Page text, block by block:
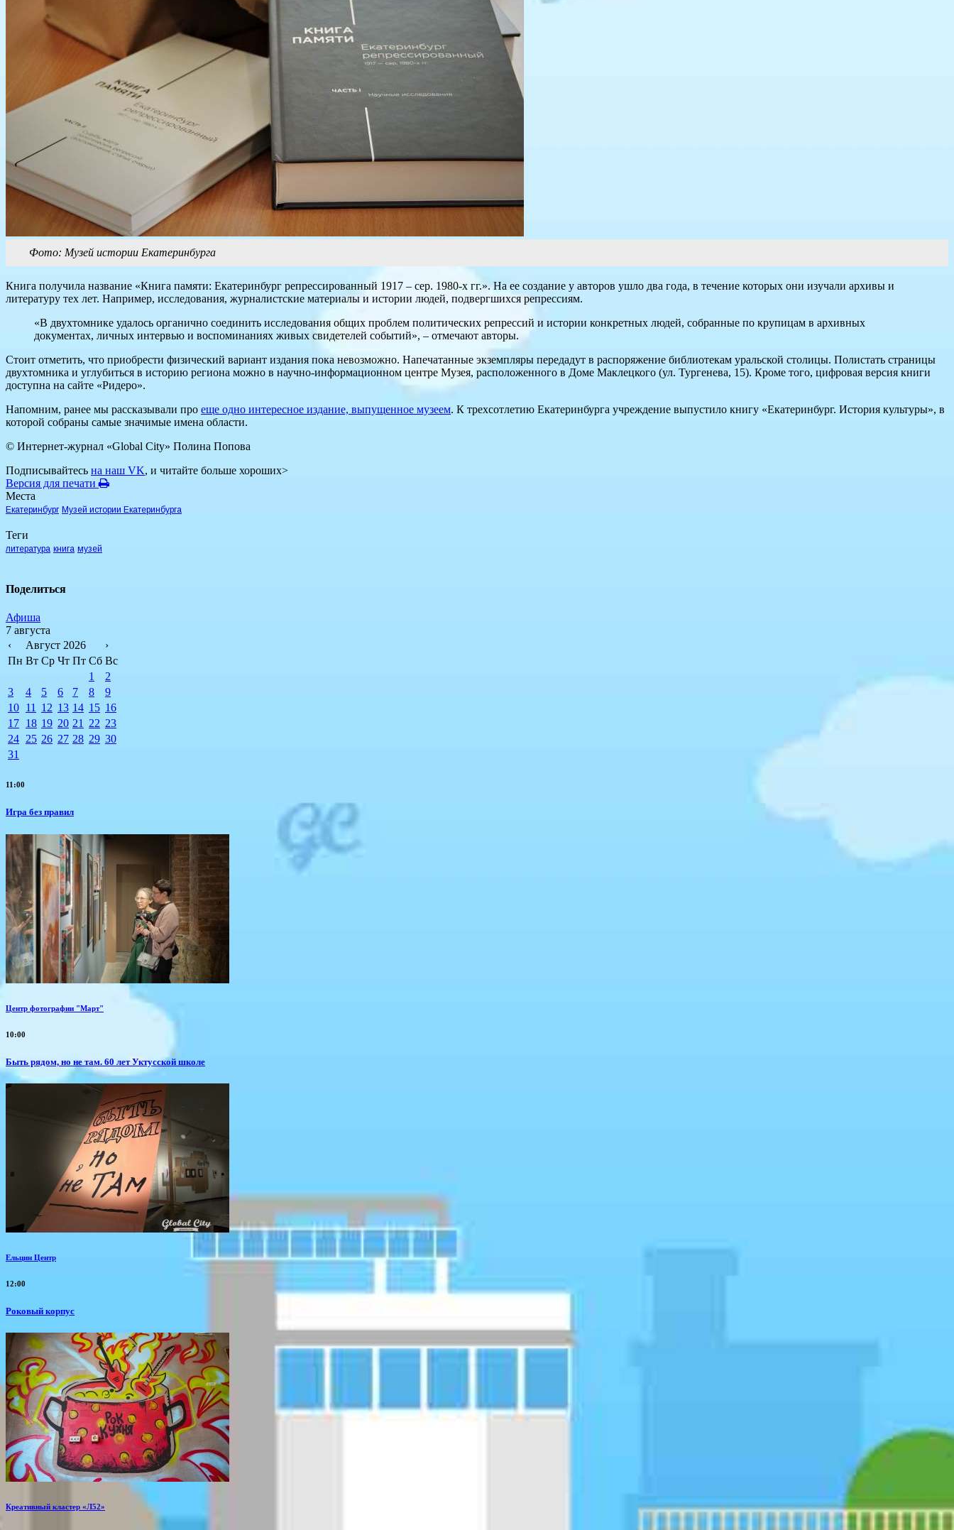
Фото: Музей истории Екатеринбурга
Книга получила название «Книга памяти: Екатеринбург репрессированный 1917 – сер. 1980-х гг.». На ее создание у авторов ушло два года, в течение которых они изучали архивы и
литературу тех лет. Например, исследования, журналистские материалы и истории людей, подвергшихся репрессиям.
«В двухтомнике удалось органично соединить исследования общих проблем политических репрессий и истории конкретных людей, собранные по крупицам в архивных
документах, личных интервью и воспоминаниях живых свидетелей событий», – отмечают авторы.
Стоит отметить, что приобрести физический вариант издания пока невозможно. Напечатанные экземпляры передадут в распоряжение библиотекам уральской столицы. Полистать страницы
двухтомника и углубиться в историю региона можно в научно-информационном центре Музея, расположенного в Доме Маклецкого (ул. Тургенева, 15). Кроме того, цифровая версия книги
доступна на сайте «Ридеро».
Напомним, ранее мы рассказывали про еще одно интересное издание, выпущенное музеем. К трехсотлетию Екатеринбурга учреждение выпустило книгу «Екатеринбург. История культуры», в
которой собраны самые значимые имена области.
© Интернет-журнал «Global City» Полина Попова
Подписывайтесь на наш VK, и читайте больше хороших>
Версия для печати
Места
Екатеринбург Музей истории Екатеринбурга
Теги
литература книга музей
Поделиться
Афиша
7 августа
‹
Август 2026
›
Пн Вт Ср Чт Пт Сб Вс
1
2
3
4 5 6 7 8
9
10 11 12 13 14 15 16
17 18 19 20 21 22 23
24 25 26 27 28 29 30
31
11:00
​Игра без правил
Центр фотографии "Март"
10:00
Быть рядом, но не там. 60 лет Уктусской школе
Ельцин Центр
12:00
Роковый корпус
Креативный кластер «Л52»